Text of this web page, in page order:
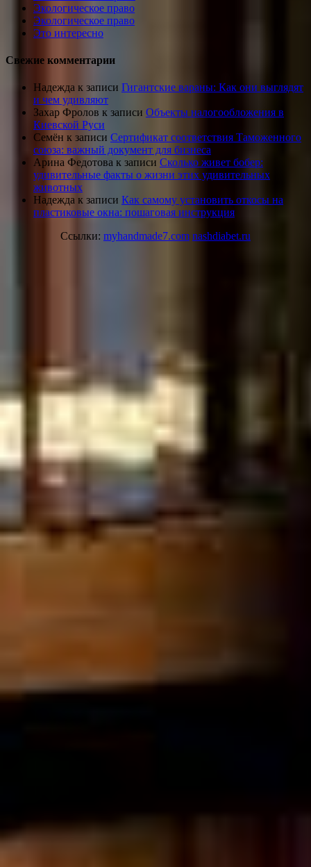
Экологическое право
Экологическое право
Это интересно
Свежие комментарии
Надежда к записи Гигантские вараны: Как они выглядят
и чем удивляют
Захар Фролов к записи Объекты налогообложения в
Киевской Руси
Семён к записи Сертификат соответствия Таможенного
союза: важный документ для бизнеса
Арина Федотова к записи Сколько живет бобер:
удивительные факты о жизни этих удивительных
животных
Надежда к записи Как самому установить откосы на
пластиковые окна: пошаговая инструкция
Ссылки: myhandmade7.com nashdiabet.ru